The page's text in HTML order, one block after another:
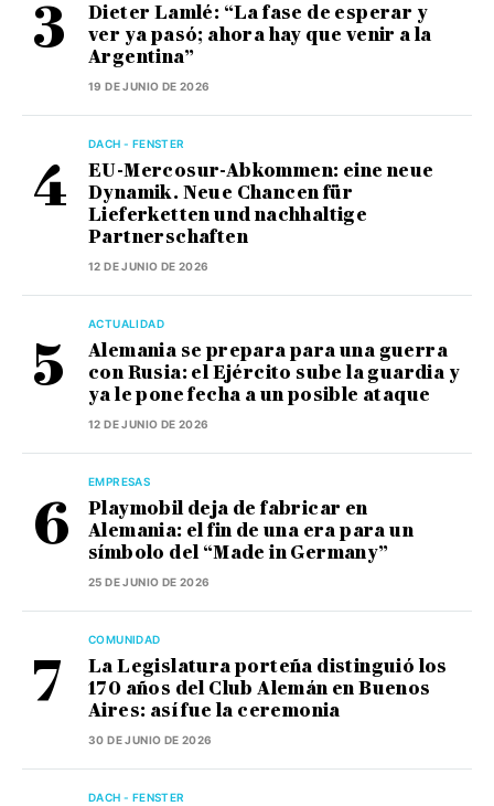
Dieter Lamlé: “La fase de esperar y
ver ya pasó; ahora hay que venir a la
Argentina”
19 DE JUNIO DE 2026
DACH - FENSTER
EU-Mercosur-Abkommen: eine neue
Dynamik. Neue Chancen für
Lieferketten und nachhaltige
Partnerschaften
12 DE JUNIO DE 2026
ACTUALIDAD
Alemania se prepara para una guerra
con Rusia: el Ejército sube la guardia y
ya le pone fecha a un posible ataque
12 DE JUNIO DE 2026
EMPRESAS
Playmobil deja de fabricar en
Alemania: el fin de una era para un
símbolo del “Made in Germany”
25 DE JUNIO DE 2026
COMUNIDAD
La Legislatura porteña distinguió los
170 años del Club Alemán en Buenos
Aires: así fue la ceremonia
30 DE JUNIO DE 2026
DACH - FENSTER